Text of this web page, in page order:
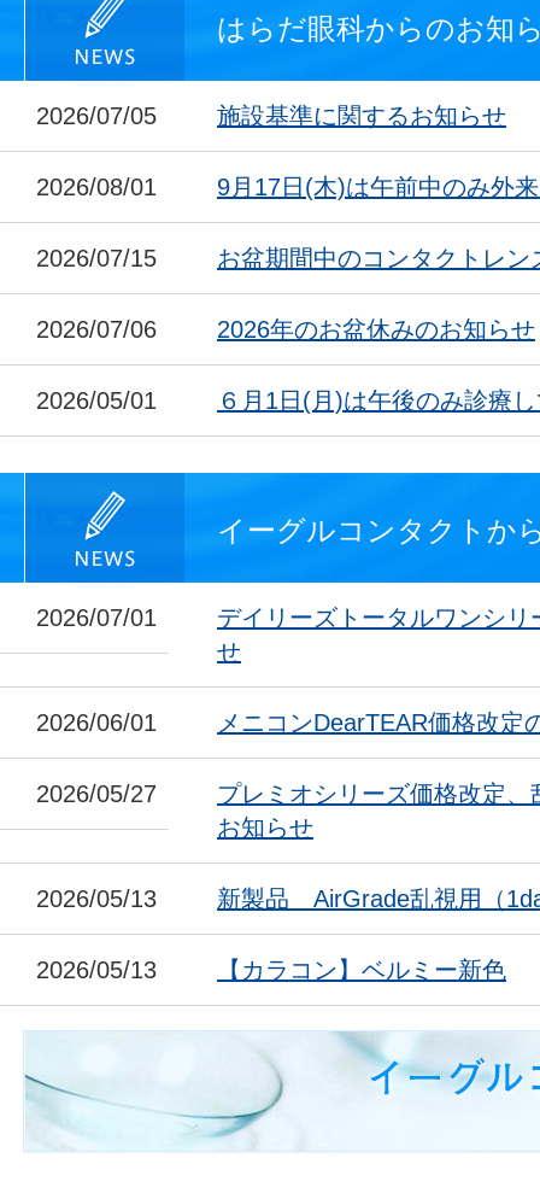
はらだ眼科からのお知
2026/07/05 施設基準に関するお知らせ
2026/08/01 9月17日(木)は午前中のみ外
2026/07/15 お盆期間中のコンタクトレン
2026/07/06 2026年のお盆休みのお知らせ
2026/05/01 ６月1日(月)は午後のみ診療
イーグルコンタクトか
2026/07/01
デイリーズトータルワンシ
せ
2026/06/01 メニコンDearTEAR価格改定
2026/05/27
プレミオシリーズ価格改定
お知らせ
2026/05/13 新製品 AirGrade乱視用（
2026/05/13 【カラコン】ベルミー新色